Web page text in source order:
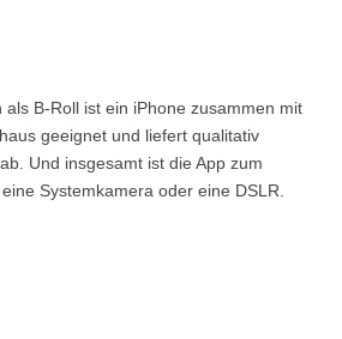
B-Roll ist ein iPhone zusammen mit
geeignet und liefert qualitativ
Und insgesamt ist die App zum
Systemkamera oder eine DSLR.